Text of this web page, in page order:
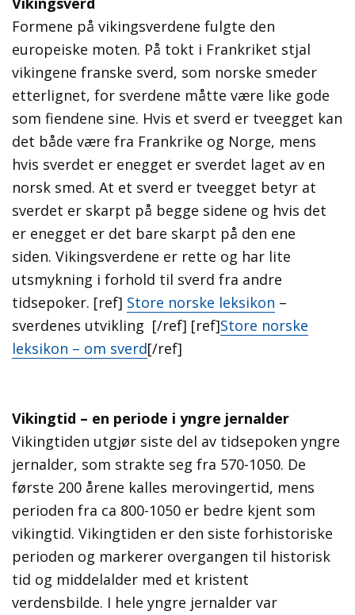
Formene på vikingsverdene fulgte den
europeiske moten. På tokt i Frankriket stjal
vikingene franske sverd, som norske smeder
etterlignet, for sverdene måtte være like gode
som fiendene sine. Hvis et sverd er tveegget kan
det både være fra Frankrike og Norge, mens
hvis sverdet er enegget er sverdet laget av en
norsk smed. At et sverd er tveegget betyr at
sverdet er skarpt på begge sidene og hvis det
er enegget er det bare skarpt på den ene
siden. Vikingsverdene er rette og har lite
utsmykning i forhold til sverd fra andre
tidsepoker. [ref] Store norske leksikon –
sverdenes utvikling [/ref] [ref]Store norske
leksikon – om sverd[/ref]
Vikingtid – en periode i yngre jernalder
Vikingtiden utgjør siste del av tidsepoken yngre
jernalder, som strakte seg fra 570-1050. De
første 200 årene kalles merovingertid, mens
perioden fra ca 800-1050 er bedre kjent som
vikingtid. Vikingtiden er den siste forhistoriske
perioden og markerer overgangen til historisk
tid og middelalder med et kristent
verdensbilde. I hele yngre jernalder var